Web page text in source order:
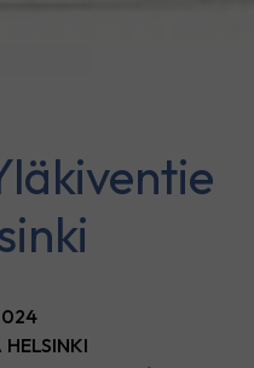
HELSINKI